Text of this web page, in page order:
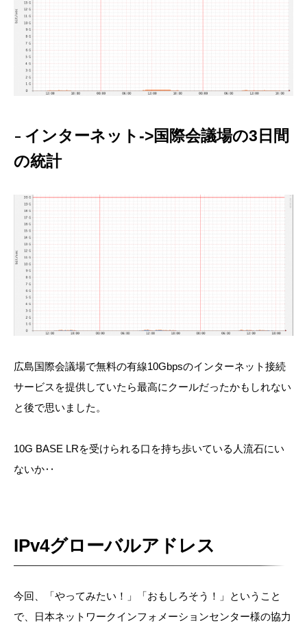
インターネット->国際会議場の3日間
の統計
広島国際会議場で無料の有線10Gbpsのインターネット接続
サービスを提供していたら最高にクールだったかもしれない
と後で思いました。
10G BASE LRを受けられる口を持ち歩いている人流石にい
ないか‥
IPv4グローバルアドレス
今回、「やってみたい！」「おもしろそう！」ということ
で、日本ネットワークインフォメーションセンター様の協力